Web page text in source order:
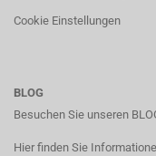
Cookie Einstellungen
BLOG
Besuchen Sie unseren
Hier finden Sie